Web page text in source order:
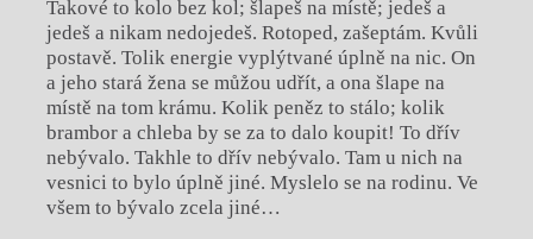
Takové to kolo bez kol; šlapeš na místě; jedeš a
jedeš a nikam nedojedeš. Rotoped, zašeptám. Kvůli
postavě. Tolik energie vyplýtvané úplně na nic. On
a jeho stará žena se můžou udřít, a ona šlape na
místě na tom krámu. Kolik peněz to stálo; kolik
brambor a chleba by se za to dalo koupit! To dřív
nebývalo. Takhle to dřív nebývalo. Tam u nich na
vesnici to bylo úplně jiné. Myslelo se na rodinu. Ve
všem to bývalo zcela jiné…